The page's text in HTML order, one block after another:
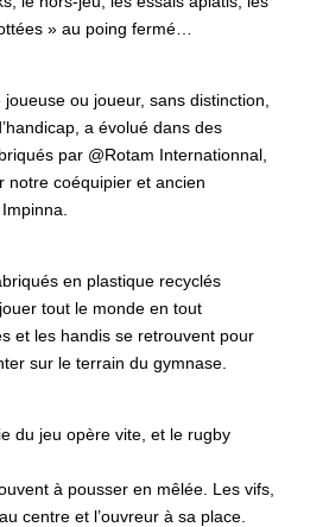
» au poing fermé…
ou joueur, sans distinction,
a évolué dans des
par @Rotam Internationnal,
notre coéquipier et ancien
en plastique recyclés
tout le monde en tout
et les handis se retrouvent pour
sur le terrain du gymnase.
du jeu opère vite, et le rugby
à pousser en mêlée. Les vifs,
centre et l’ouvreur à sa place.